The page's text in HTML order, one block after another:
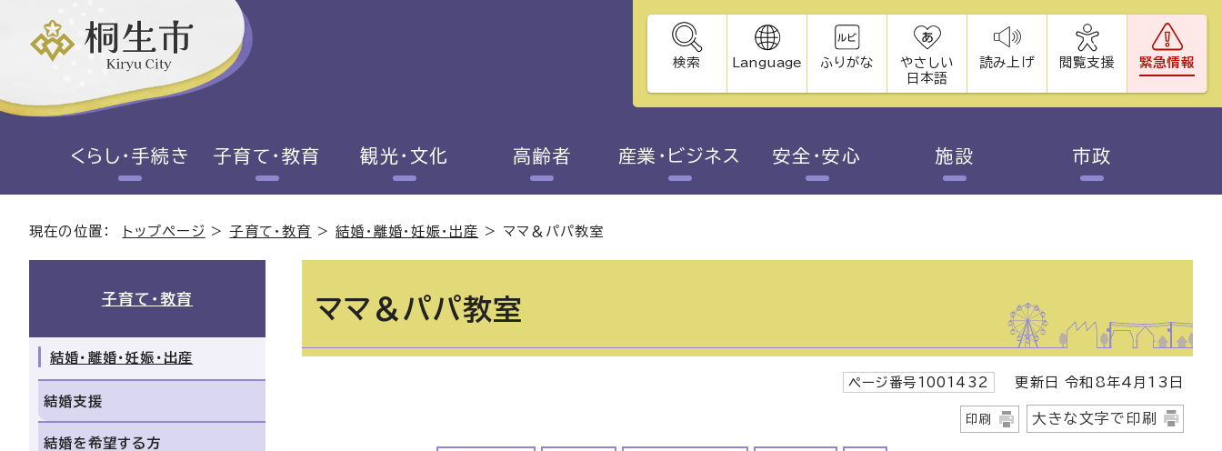
検索 Language ふりがな
やさしい
日本語
読み上げ 閲覧支援 緊急情報
くらし・手続き 子育て・教育 観光・文化 高齢者 産業・ビジネス 安全・安心 施設 市政
現在の位置： トップページ >子育て・教育 >結婚・離婚・妊娠・出産 > ママ＆パパ教室
ママ＆パパ教室
ページ番号1001432 更新日 令和8年4月13日
印刷 大きな文字で印刷
子育て・教育
結婚・離婚・妊娠・出産
結婚支援
結婚を希望する方